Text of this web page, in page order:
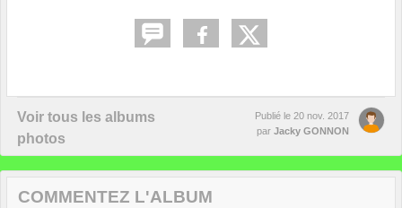
Voir tous les albums
photos
Publié le 20 nov. 2017
par Jacky GONNON
COMMENTEZ L'ALBUM